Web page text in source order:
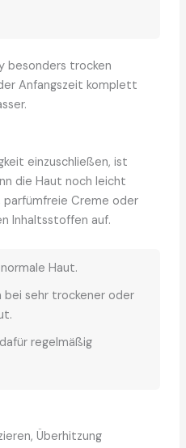
besonders trocken
Anfangszeit komplett
einzuschließen, ist
die Haut noch leicht
Creme oder
Inhaltsstoffen auf.
Haut.
bei sehr trockener oder
regelmäßig
Überhitzung